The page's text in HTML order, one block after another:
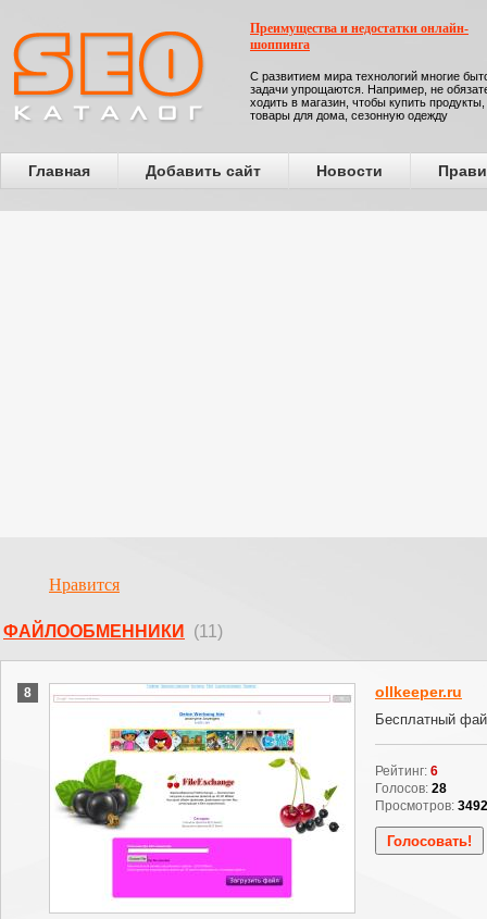
Преимущества и недостатки онлайн-
шоппинга
С развитием мира технологий многие
задачи упрощаются. Например, не
ходить в магазин, чтобы купить продукты,
товары для дома, сезонную одежду
Главная Добавить сайт Новости
Нравится
ФАЙЛООБМЕННИКИ (11)
8 ollkeeper.ru
Бесплатный
Рейтинг: 6
Голосов: 28
Просмотров: 3492